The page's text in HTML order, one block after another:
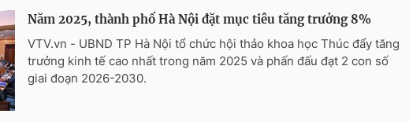
Năm 2025, thành phố Hà Nội đặt mục tiêu tăng trưởng 8%
VTV.vn - UBND TP Hà Nội tổ chức hội thảo khoa học Thúc đẩy tăng
trưởng kinh tế cao nhất trong năm 2025 và phấn đấu đạt 2 con số
giai đoạn 2026-2030.